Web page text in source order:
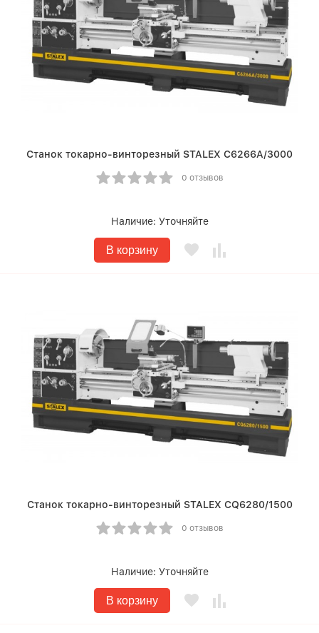
Станок токарно-винторезный STALEX C6266A/3000
0 отзывов
Наличие: Уточняйте
В корзину
Станок токарно-винторезный STALEX CQ6280/1500
0 отзывов
Наличие: Уточняйте
В корзину